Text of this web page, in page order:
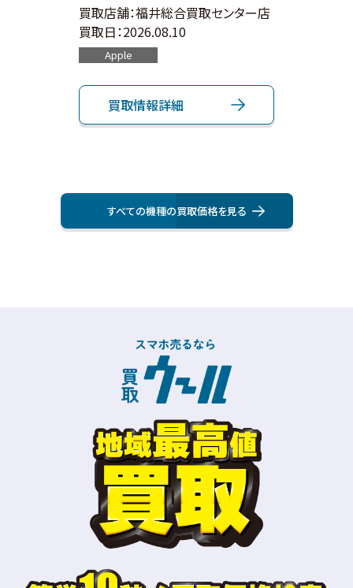
買取店舗：福井総合買取センター店
買取日：2026.08.10
Apple
買取情報詳細
すべての機種の買取価格を⾒る